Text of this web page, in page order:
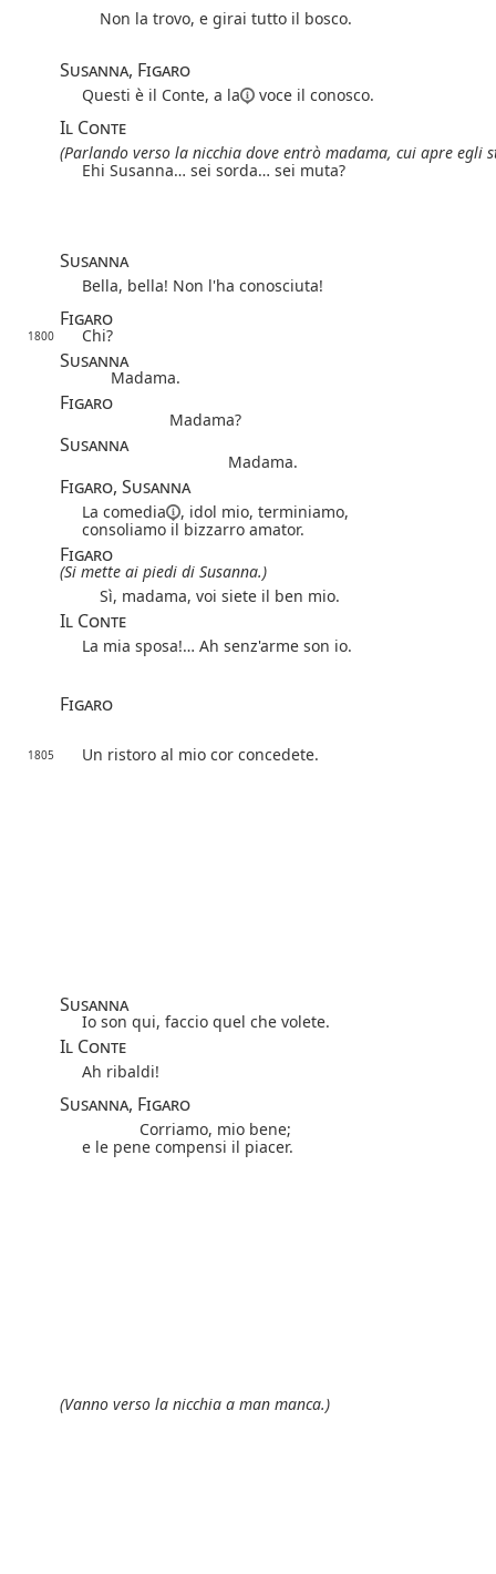
Non la trovo, e girai tutto il bosco.
Susanna, Figaro
Questi è il Conte, a la voce il conosco.
Il Conte
(Parlando verso la nicchia dove entrò madama, cui apre egli
Ehi Susanna… sei sorda… sei muta?
Susanna
Bella, bella! Non l'ha conosciuta!
Figaro
1800 Chi?
Susanna
Madama.
Figaro
Madama?
Susanna
Madama.
Figaro, Susanna
La comedia
, idol mio, terminiamo,
consoliamo il bizzarro amator.
Figaro
(Si mette ai piedi di Susanna.)
Sì, madama, voi siete il ben mio.
Il Conte
La mia sposa!… Ah senz'arme son io.
Figaro
1805 Un ristoro al mio cor concedete.
Susanna
Io son qui, faccio quel che volete.
Il Conte
Ah ribaldi!
Susanna, Figaro
Corriamo, mio bene;
e le pene compensi il piacer.
(Vanno verso la nicchia a man manca.)